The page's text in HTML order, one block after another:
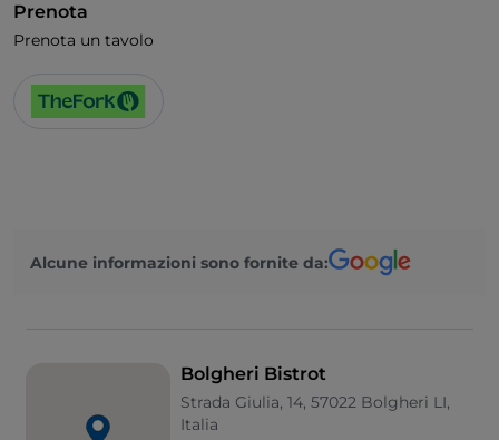
Prenota
Prenota un tavolo
Alcune informazioni sono fornite da:
Bolgheri Bistrot
Strada Giulia, 14, 57022 Bolgheri LI,
Italia